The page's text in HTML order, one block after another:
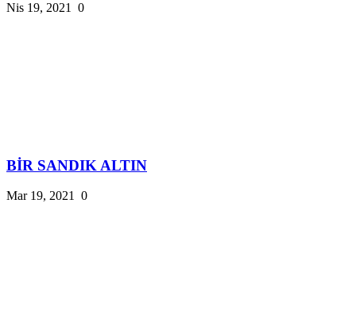
Nis 19, 2021 0
BİR SANDIK ALTIN
Mar 19, 2021 0